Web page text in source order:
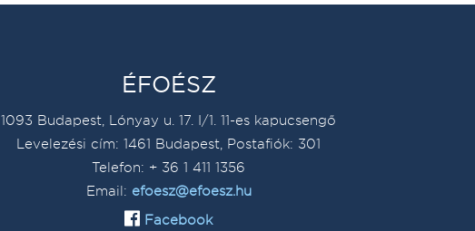
ÉFOÉSZ
1093 Budapest, Lónyay u. 17. I/1. 11-es kapucsengő
Levelezési cím: 1461 Budapest, Postafiók: 301
Telefon: + 36 1 411 1356
Email: efoesz@efoesz.hu
Facebook